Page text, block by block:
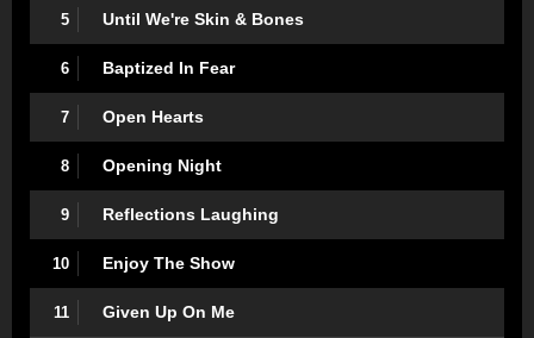
5 Until We're Skin & Bones
6 Baptized In Fear
7 Open Hearts
8 Opening Night
9 Reflections Laughing
10 Enjoy The Show
11 Given Up On Me